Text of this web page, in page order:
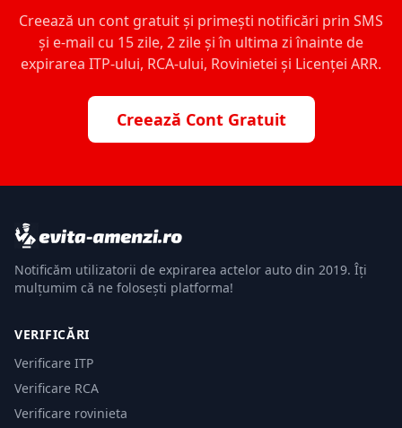
Creează un cont gratuit și primești notificări prin SMS
și e-mail cu 15 zile, 2 zile și în ultima zi înainte de
expirarea ITP-ului, RCA-ului, Rovinietei și Licenței ARR.
Creează Cont Gratuit
Notificăm utilizatorii de expirarea actelor auto din 2019. Îți
mulțumim că ne folosești platforma!
VERIFICĂRI
Verificare ITP
Verificare RCA
Verificare rovinieta